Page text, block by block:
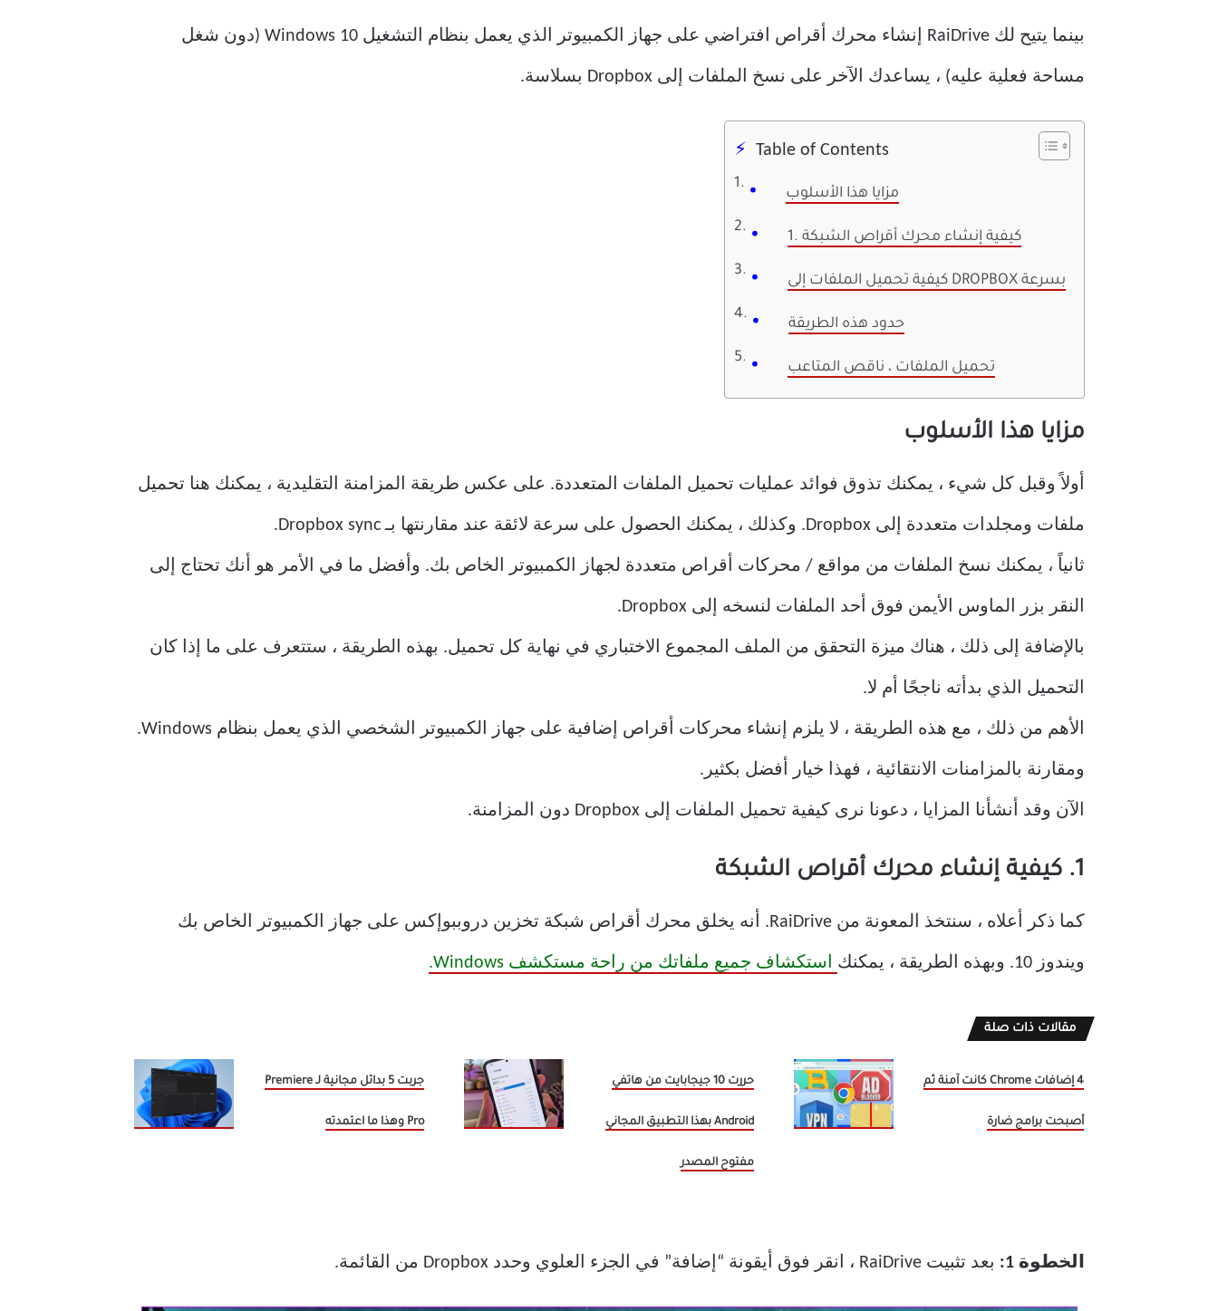
بينما يتيح لك RaiDrive إنشاء محرك أقراص افتراضي على جهاز الكمبيوتر الذي يعمل بنظام التشغيل Windows 10 (دون شغل
مساحة فعلية عليه) ، يساعدك الآخر على نسخ الملفات إلى Dropbox بسلاسة.
Table of Contents
مزايا هذا الأسلوب
1. كيفية إنشاء محرك أقراص الشبكة
كيفية تحميل الملفات إلى DROPBOX بسرعة
حدود هذه الطريقة
تحميل الملفات ، ناقص المتاعب
مزايا هذا الأسلوب
أولاً وقبل كل شيء ، يمكنك تذوق فوائد عمليات تحميل الملفات المتعددة. على عكس طريقة المزامنة التقليدية ، يمكنك هنا تحميل
ملفات ومجلدات متعددة إلى Dropbox. وكذلك ، يمكنك الحصول على سرعة لائقة عند مقارنتها بـ Dropbox sync.
ثانياً ، يمكنك نسخ الملفات من مواقع / محركات أقراص متعددة لجهاز الكمبيوتر الخاص بك. وأفضل ما في الأمر هو أنك تحتاج إلى
النقر بزر الماوس الأيمن فوق أحد الملفات لنسخه إلى Dropbox.
بالإضافة إلى ذلك ، هناك ميزة التحقق من الملف المجموع الاختباري في نهاية كل تحميل. بهذه الطريقة ، ستتعرف على ما إذا كان
التحميل الذي بدأته ناجحًا أم لا.
الأهم من ذلك ، مع هذه الطريقة ، لا يلزم إنشاء محركات أقراص إضافية على جهاز الكمبيوتر الشخصي الذي يعمل بنظام Windows.
ومقارنة بالمزامنات الانتقائية ، فهذا خيار أفضل بكثير.
الآن وقد أنشأنا المزايا ، دعونا نرى كيفية تحميل الملفات إلى Dropbox دون المزامنة.
1. كيفية إنشاء محرك أقراص الشبكة
كما ذكر أعلاه ، سنتخذ المعونة من RaiDrive. أنه يخلق محرك أقراص شبكة تخزين دروببوإكس على جهاز الكمبيوتر الخاص بك
ويندوز 10. وبهذه الطريقة ، يمكنك استكشاف جميع ملفاتك من راحة مستكشف Windows.
مقالات ذات صلة
جربت 5 بدائل مجانية لـ Premiere
Pro وهذا ما اعتمدته
حررت 10 جيجابايت من هاتفي
Android بهذا التطبيق المجاني
مفتوح المصدر
4 إضافات Chrome كانت آمنة ثم
أصبحت برامج ضارة
الخطوة 1: بعد تثبيت RaiDrive ، انقر فوق أيقونة “إضافة” في الجزء العلوي وحدد Dropbox من القائمة.